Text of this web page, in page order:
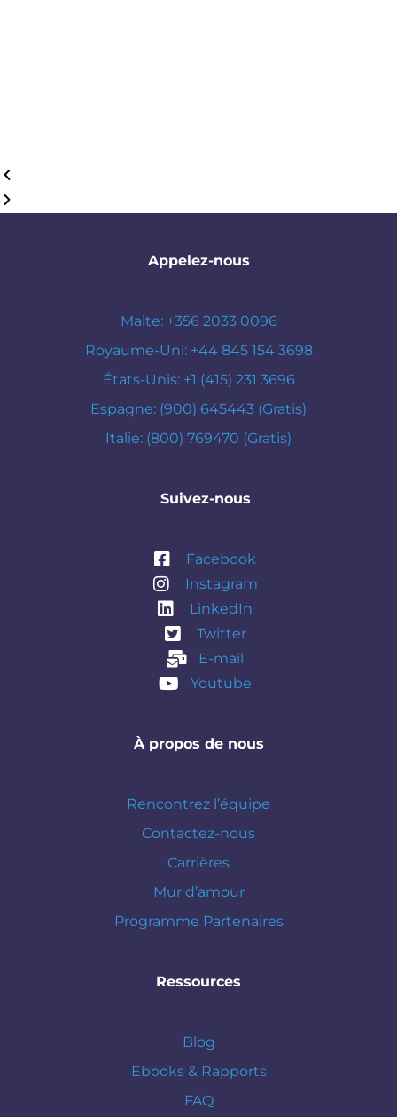
Appelez-nous
Malte: +356 2033 0096
Royaume-Uni: +44 845 154 3698
États-Unis: +1 (415) 231 3696
Espagne: (900) 645443 (Gratis)
Italie: (800) 769470 (Gratis)
Suivez-nous
Facebook
Instagram
LinkedIn
Twitter
E-mail
Youtube
À propos de nous
Rencontrez l’équipe
Contactez-nous
Carrières
Mur d’amour
Programme Partenaires
Ressources
Blog
Ebooks & Rapports
FAQ